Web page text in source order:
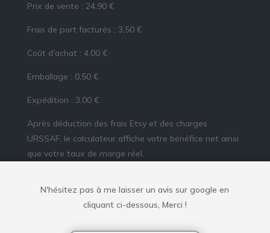
Prix de vente : 24,90 €
Frais de port facturés : 3,50 €
Coût d'achat : 4,00 €
Emballage : 0,50 €
Expédition : 3,00 €
Après déduction des frais Etsy et des charges
URSSAF, le calculateur affiche votre bénéfice net ainsi
que votre taux de marge réel.
N'hésitez pas à me laisser un avis sur google en
cliquant ci-dessous, Merci !